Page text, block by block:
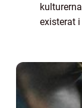
existerat